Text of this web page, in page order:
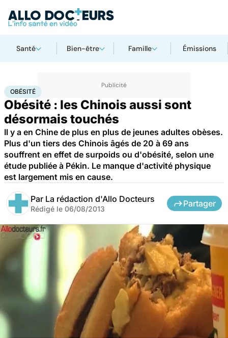
Santé Bien-être Famille Émissions
AccueilBien-être Obésité
OBÉSITÉ
Obésité : les Chinois aussi sont
désormais touchés
Il y a en Chine de plus en plus de jeunes adultes obèses.
Plus d'un tiers des Chinois âgés de 20 à 69 ans
souffrent en effet de surpoids ou d'obésité, selon une
étude publiée à Pékin. Le manque d'activité physique
est largement mis en cause.
Par La rédaction d'Allo Docteurs
Rédigé le 06/08/2013
Partager